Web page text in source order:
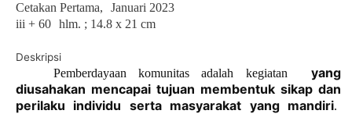
Cetakan Pertama,
Januari 2023
iii + 60 hlm. ; 14.8 x 21 cm
Deskripsi
Pemberdayaan komunitas adalah kegiatanyang
diusahakan mencapai tujuan membentuk sikap dan
perilaku individu serta masyarakat yang mandiri.